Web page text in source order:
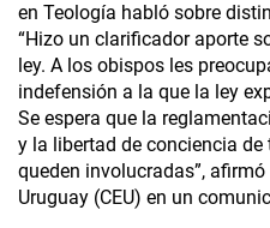
en Teología habló sobre
“Hizo un clarificador aporte
ley. A los obispos les
indefensión a la que la ley
Se espera que la
y la libertad de conciencia
queden involucradas”,
Uruguay (CEU) en un